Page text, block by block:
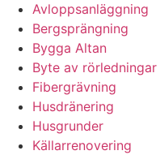
Avloppsanläggning
Bergsprängning
Bygga Altan
Byte av rörledningar
Fibergrävning
Husdränering
Husgrunder
Källarrenovering